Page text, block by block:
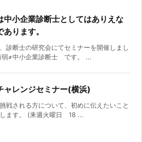
中小企業診断士としてはありえな
あります。
診断士の研究会にてセミナーを開催しまし
弱≠中小企業診断士 です。 ...
ャレンジセミナー(横浜)
戦される方について、初めに伝えたいこと
ます。 (来週火曜日 18 ...